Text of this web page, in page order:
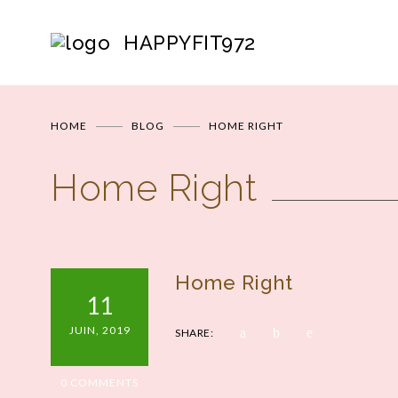
HAPPYFIT972
HOME BLOG HOME RIGHT
Home Right
11
JUIN, 2019
0 COMMENTS
Home Right
SHARE: